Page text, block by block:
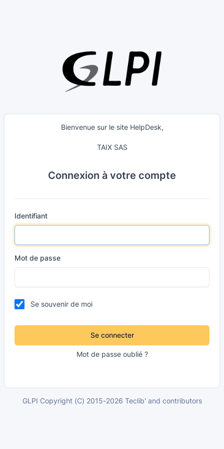
Bienvenue sur le site HelpDesk,
TAIX SAS
Connexion à votre compte
Identifiant
Mot de passe
Se souvenir de moi
Se connecter
Mot de passe oublié ?
GLPI Copyright (C) 2015-2026 Teclib' and contributors